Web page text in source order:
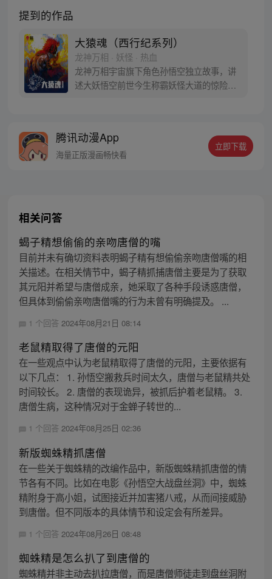
提到的作品
大猿魂（西行纪系列）
龙神万相 · 妖怪 · 热血
龙神万相宇宙旗下角色孙悟空独立故事，讲
述大妖悟空前世今生称霸妖怪大道的惊险历
人…六十年后，他再次破石而出，背负着守
护族人的希望和信念打败了妖怪大道的霸
腾讯动漫App
海量正版漫画畅快看
立即下载
相关问答
蝎子精想偷偷的亲吻唐僧的嘴
目前并未有确切资料表明蝎子精有想偷偷亲吻唐僧嘴的相
关描述。在相关情节中，蝎子精抓捕唐僧主要是为了获取
其元阳并希望与唐僧成亲，她采取了各种手段诱惑唐僧，
但具体到偷偷亲吻唐僧嘴的行为未曾有明确提及。 ...
1 个回答 2024年08月21日 08:14
老鼠精取得了唐僧的元阳
在一些观点中认为老鼠精取得了唐僧的元阳，主要依据有
以下几点： 1. 孙悟空搬救兵时间太久，唐僧与老鼠精共处
时间较长。 2. 唐僧的表现诡异，被抓后护着老鼠精。 3.
唐僧生病，这种情况对于金蝉子转世的...
1 个回答 2024年08月25日 02:36
新版蜘蛛精抓唐僧
在一些关于蜘蛛精的改编作品中，新版蜘蛛精抓唐僧的情
节各有不同。比如在电影《孙悟空大战盘丝洞》中，蜘蛛
精附身于高小姐，试图接近并加害猪八戒，从而间接威胁
到唐僧。但不同版本的具体情节和设定会有所差异。
1 个回答 2024年08月26日 08:48
蜘蛛精是怎么扒了到唐僧的
蜘蛛精并非主动去扒拉唐僧，而是唐僧师徒走到盘丝洞附